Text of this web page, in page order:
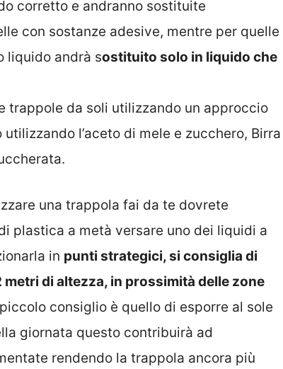
corretto e andranno sostituite
con sostanze adesive, mentre per quelle
liquido andrà sostituito solo in liquido che
trappole da soli utilizzando un approccio
l’aceto di mele e zucchero, Birra
una trappola fai da te dovrete
plastica a metà versare uno dei liquidi a
in punti strategici, si consiglia di
di altezza, in prossimità delle zone
consiglio è quello di esporre al sole
giornata questo contribuirà ad
rendendo la trappola ancora più